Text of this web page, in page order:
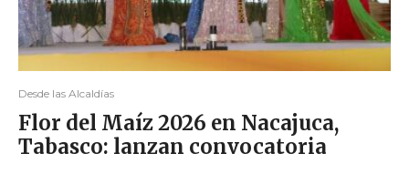
Desde las Alcaldías
Flor del Maíz 2026 en Nacajuca,
Tabasco: lanzan convocatoria